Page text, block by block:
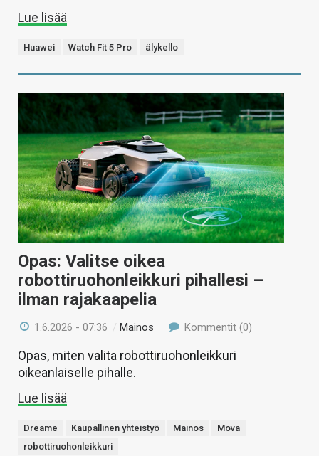
Lue lisää
Huawei Watch Fit 5 Pro älykello
Opas: Valitse oikea
robottiruohonleikkuri pihallesi –
ilman rajakaapelia
1.6.2026 - 07:36 /Mainos Kommentit (0)
Opas, miten valita robottiruohonleikkuri
oikeanlaiselle pihalle.
Lue lisää
Dreame Kaupallinen yhteistyö Mainos
Mova
robottiruohonleikkuri